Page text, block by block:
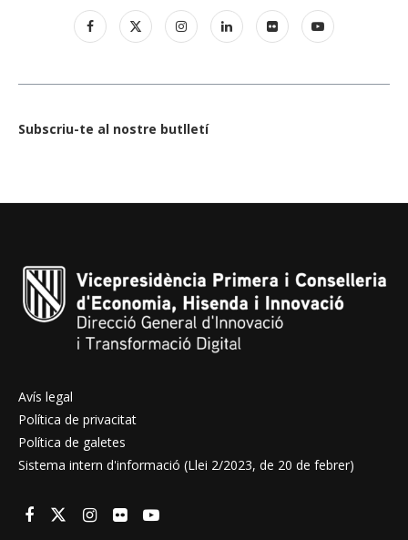
Subscriu-te al nostre butlletí
Avís legal
Política de privacitat
Política de galetes
Sistema intern d'informació (Llei 2/2023, de 20 de febrer)